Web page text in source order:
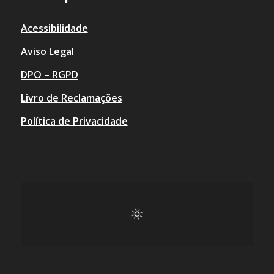
Acessibilidade
Aviso Legal
DPO – RGPD
Livro de Reclamações
Política de Privacidade